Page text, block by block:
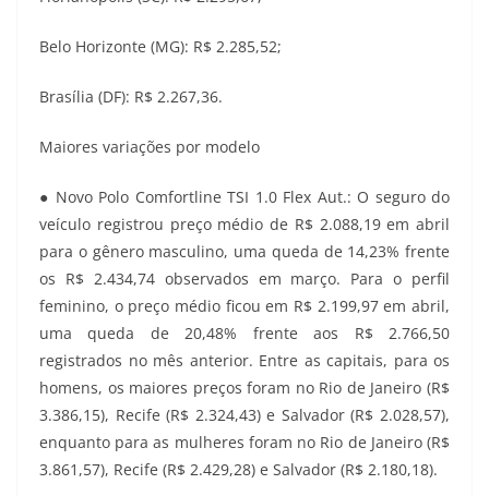
Belo Horizonte (MG): R$ 2.285,52;
Brasília (DF): R$ 2.267,36.
Maiores variações por modelo
● Novo Polo Comfortline TSI 1.0 Flex Aut.: O seguro do
veículo registrou preço médio de R$ 2.088,19 em abril
para o gênero masculino, uma queda de 14,23% frente
os R$ 2.434,74 observados em março. Para o perfil
feminino, o preço médio ficou em R$ 2.199,97 em abril,
uma queda de 20,48% frente aos R$ 2.766,50
registrados no mês anterior. Entre as capitais, para os
homens, os maiores preços foram no Rio de Janeiro (R$
3.386,15), Recife (R$ 2.324,43) e Salvador (R$ 2.028,57),
enquanto para as mulheres foram no Rio de Janeiro (R$
3.861,57), Recife (R$ 2.429,28) e Salvador (R$ 2.180,18).